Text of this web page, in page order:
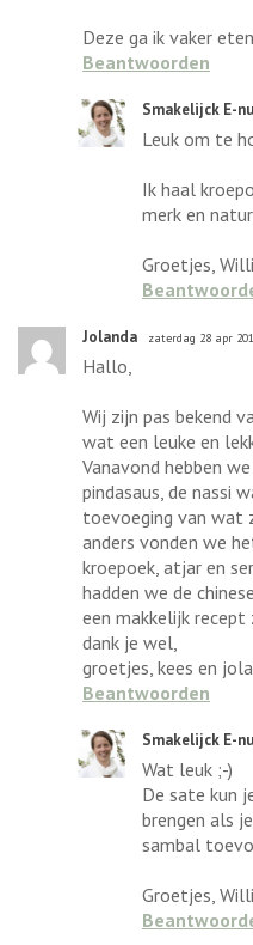
Deze ga ik vaker
Beantwoorden
Smakelijck E-
Leuk om te
Ik haal
merk en
Groetjes,
Jolanda zaterdag 28 apr
Hallo,
Wij zijn pas bekend
wat een leuke en
Vanavond hebben
pindasaus, de nassi
toevoeging van wat
anders vonden we
kroepoek, atjar en
hadden we de
een makkelijk recept
dank je wel,
groetjes, kees en
Beantwoorden
Smakelijck E-
Wat leuk ;-)
De sate kun
brengen als
sambal
Groetjes,